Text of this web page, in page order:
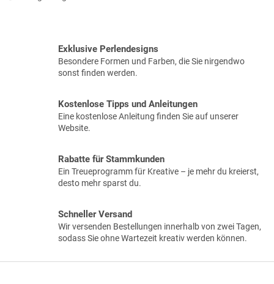
Exklusive Perlendesigns
Besondere Formen und Farben, die Sie nirgendwo
sonst finden werden.
Kostenlose Tipps und Anleitungen
Eine kostenlose Anleitung finden Sie auf unserer
Website.
Rabatte für Stammkunden
Ein Treueprogramm für Kreative – je mehr du kreierst,
desto mehr sparst du.
Schneller Versand
Wir versenden Bestellungen innerhalb von zwei Tagen,
sodass Sie ohne Wartezeit kreativ werden können.